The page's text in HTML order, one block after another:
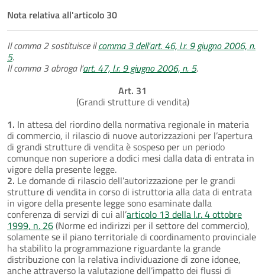
Nota relativa all'articolo 30
Il comma 2 sostituisce ilcomma 3 dell'art. 46, l.r. 9 giugno 2006, n.
5.
Il comma 3 abroga l'art. 47, l.r. 9 giugno 2006, n. 5.
Art. 31
(Grandi strutture di vendita)
1. In attesa del riordino della normativa regionale in materia
di commercio, il rilascio di nuove autorizzazioni per l’apertura
di grandi strutture di vendita è sospeso per un periodo
comunque non superiore a dodici mesi dalla data di entrata in
vigore della presente legge.
2. Le domande di rilascio dell’autorizzazione per le grandi
strutture di vendita in corso di istruttoria alla data di entrata
in vigore della presente legge sono esaminate dalla
conferenza di servizi di cui all’articolo 13 della l.r. 4 ottobre
1999, n. 26(Norme ed indirizzi per il settore del commercio),
solamente se il piano territoriale di coordinamento provinciale
ha stabilito la programmazione riguardante la grande
distribuzione con la relativa individuazione di zone idonee,
anche attraverso la valutazione dell’impatto dei flussi di